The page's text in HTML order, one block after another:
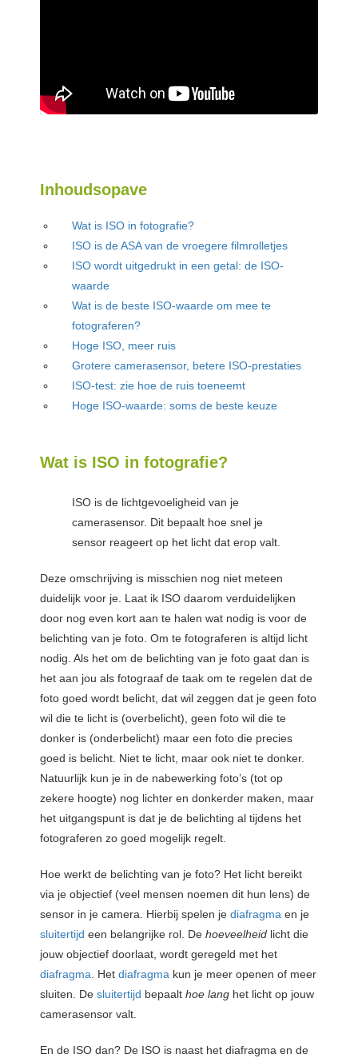
Inhoudsopave
Wat is ISO in fotografie?
ISO is de ASA van de vroegere filmrolletjes
ISO wordt uitgedrukt in een getal: de ISO-
waarde
Wat is de beste ISO-waarde om mee te
fotograferen?
Hoge ISO, meer ruis
Grotere camerasensor, betere ISO-prestaties
ISO-test: zie hoe de ruis toeneemt
Hoge ISO-waarde: soms de beste keuze
Wat is ISO in fotografie?
ISO is de lichtgevoeligheid van je
camerasensor. Dit bepaalt hoe snel je
sensor reageert op het licht dat erop valt.
Deze omschrijving is misschien nog niet meteen
duidelijk voor je. Laat ik ISO daarom verduidelijken
door nog even kort aan te halen wat nodig is voor de
belichting van je foto. Om te fotograferen is altijd licht
nodig. Als het om de belichting van je foto gaat dan is
het aan jou als fotograaf de taak om te regelen dat de
foto goed wordt belicht, dat wil zeggen dat je geen foto
wil die te licht is (overbelicht), geen foto wil die te
donker is (onderbelicht) maar een foto die precies
goed is belicht. Niet te licht, maar ook niet te donker.
Natuurlijk kun je in de nabewerking foto’s (tot op
zekere hoogte) nog lichter en donkerder maken, maar
het uitgangspunt is dat je de belichting al tijdens het
fotograferen zo goed mogelijk regelt.
Hoe werkt de belichting van je foto? Het licht bereikt
via je objectief (veel mensen noemen dit hun lens) de
sensor in je camera. Hierbij spelen je diafragma en je
sluitertijd een belangrijke rol. De hoeveelheid licht die
jouw objectief doorlaat, wordt geregeld met het
diafragma . Het diafragma kun je meer openen of meer
sluiten. De sluitertijd bepaalt hoe lang het licht op jouw
camerasensor valt.
En de ISO dan? De ISO is naast het diafragma en de